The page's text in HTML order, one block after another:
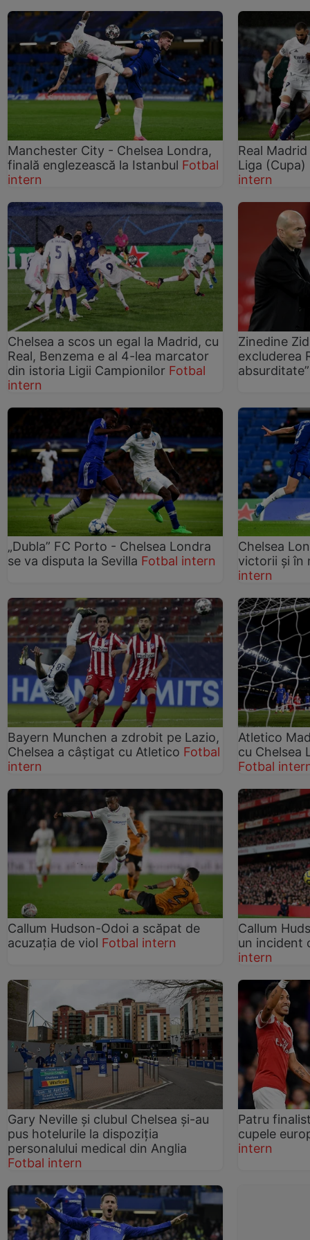
Manchester City - Chelsea Londra,
finală englezească la Istanbul Fotbal
intern
Real
Liga
intern
Chelsea a scos un egal la Madrid, cu
Real, Benzema e al 4-lea marcator
din istoria Ligii Campionilor Fotbal
intern
Zinedine
excluderea
„Dubla” FC Porto - Chelsea Londra
se va disputa la Sevilla Fotbal intern
Chelsea
victorii și în
intern
Bayern Munchen a zdrobit pe Lazio,
Chelsea a câștigat cu Atletico Fotbal
intern
Atletico
cu Chelsea
Fotbal
Callum Hudson-Odoi a scăpat de
acuzația de viol Fotbal intern
Callum
un incident
intern
Gary Neville și clubul Chelsea și-au
pus hotelurile la dispoziția
personalului medical din Anglia
Fotbal intern
Patru
cupele
intern